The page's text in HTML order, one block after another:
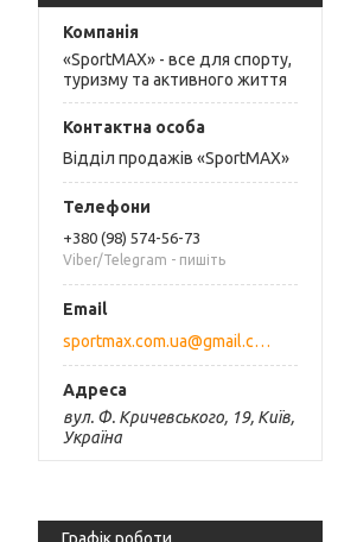
«SportMAX» - все для спорту,
туризму та активного життя
Відділ продажів «SportMAX»
+380 (98) 574-56-73
Viber/Telegram - пишіть
sportmax.com.ua@gmail.com
вул. Ф. Кричевського, 19, Київ,
Україна
Графік роботи